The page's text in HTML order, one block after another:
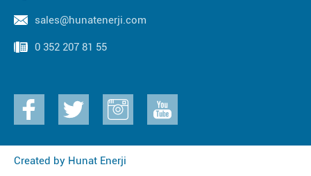
sales@hunatenerji.com
0 352 207 81 55
Created by Hunat Enerji